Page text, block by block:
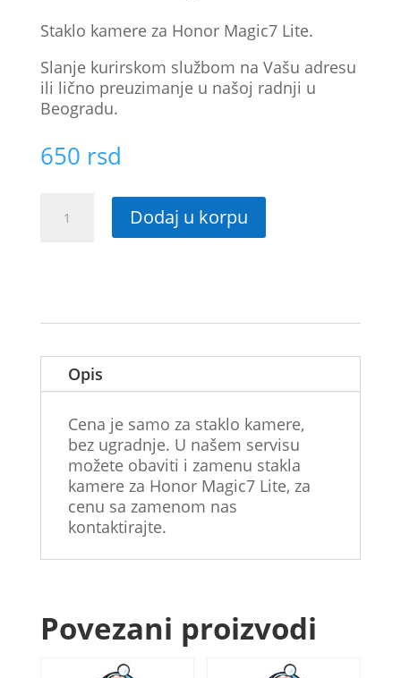
Staklo kamere za Honor Magic7 Lite.
Slanje kurirskom službom na Vašu adresu
ili lično preuzimanje u našoj radnji u
Beogradu.
650 rsd
kamere
količina
Dodaj u korpu
Opis
Cena je samo za staklo kamere,
bez ugradnje. U našem servisu
možete obaviti i zamenu stakla
kamere za Honor Magic7 Lite, za
cenu sa zamenom nas
kontaktirajte.
Povezani proizvodi